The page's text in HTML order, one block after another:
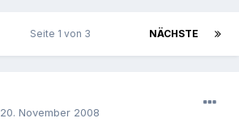
NÄCHSTE
Seite 1 von 3
20. November 2008